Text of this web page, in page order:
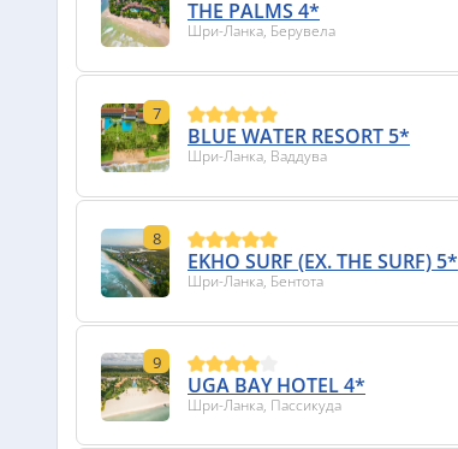
THE PALMS 4*
Шри-Ланка, Берувела
7
BLUE WATER RESORT 5*
Шри-Ланка, Ваддува
8
EKHO SURF (EX. THE SURF) 5*
Шри-Ланка, Бентота
9
UGA BAY HOTEL 4*
Шри-Ланка, Пассикуда